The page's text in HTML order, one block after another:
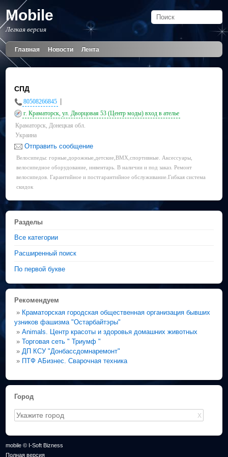
Mobile
Легкая версия
Главная Новости Лента
СПД
80508266845
г. Краматорск, ул. Дворцовая 53 (Центр моды) вход в ателье
Краматорск, Донецкая обл.
Украина
Отправить сообщение
Велосипеды: горные,дорожные,детские,BMX,спортивные. Аксессуары,
велосипедное оборудование, инвентарь. В наличии и под заказ. Ремонт
велосипедов. Гарантийное и постгарантийное обслуживание.Гибкая система
скидок
Разделы
Все категории
Расширенный поиск
По первой букве
Рекомендуем
» Краматорская городская общественная организация бывших
узников фашизма "Остарбайтэры"
»Animals. Центр красоты и здоровья домашних животных
»Торговая сеть " Триумф "
» ДП КСУ "Донбассдомнаремонт"
» ПТФ АБизнес. Сварочная техника
Город
X
mobile © I-Soft Bizness
Полная версия